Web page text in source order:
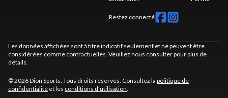
Restez connecté
Les données affichées sont à titre indicatif seulement et ne peuvent être
considérées comme contractuelles. Veuillez nous consulter pour plus de
détails.
© 2026 Dion Sports. Tous droits réservés. Consultez la politique de
confidentialité et les conditions d'utilisation.